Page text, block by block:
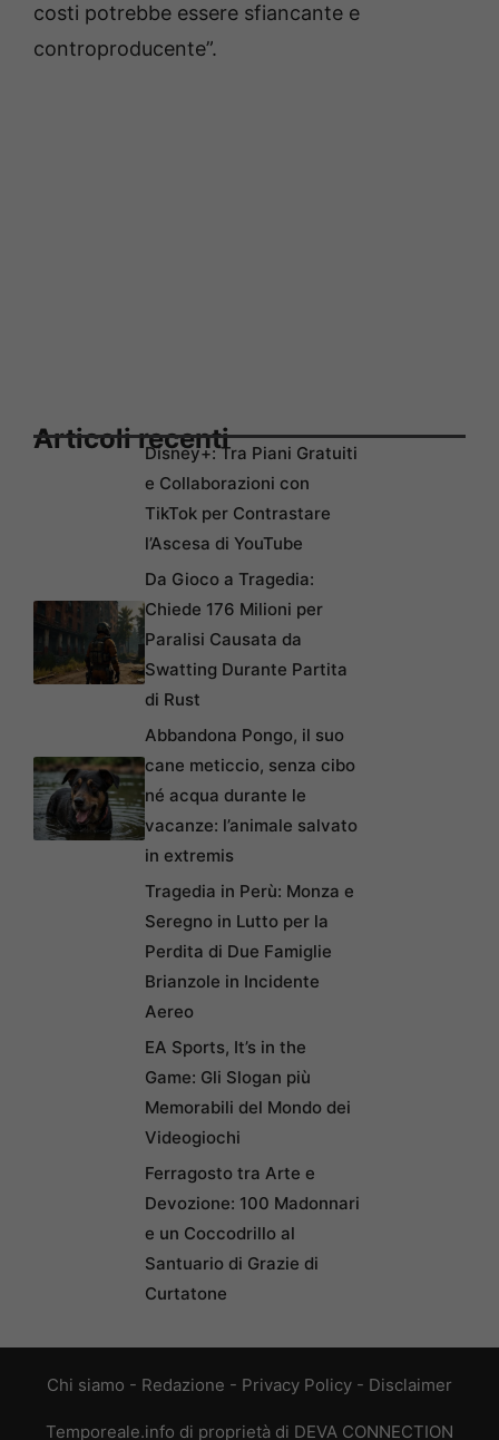
costi potrebbe essere sfiancante e
controproducente”.
Articoli recentiDisney+: Tra Piani Gratuiti
e Collaborazioni con
TikTok per Contrastare
l’Ascesa di YouTube
Da Gioco a Tragedia:
Chiede 176 Milioni per
Paralisi Causata da
Swatting Durante Partita
di Rust
Abbandona Pongo, il suo
cane meticcio, senza cibo
né acqua durante le
vacanze: l’animale salvato
in extremis
Tragedia in Perù: Monza e
Seregno in Lutto per la
Perdita di Due Famiglie
Brianzole in Incidente
Aereo
EA Sports, It’s in the
Game: Gli Slogan più
Memorabili del Mondo dei
Videogiochi
Ferragosto tra Arte e
Devozione: 100 Madonnari
e un Coccodrillo al
Santuario di Grazie di
Curtatone
Chi siamo - Redazione - Privacy Policy - Disclaimer
Temporeale.info di proprietà di DEVA CONNECTION